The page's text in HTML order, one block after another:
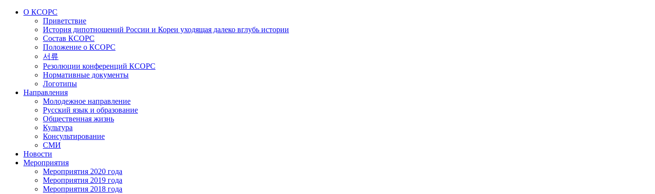
О КСОРС
Приветствие
История дипотношений России и Кореи уходящая далеко вглубь истории
Состав КСОРС
Положение о КСОРС
서류
Резолюции конференций КСОРС
Нормативные документы
Логотипы
Направления
Молодежное направление
Русский язык и образование
Общественная жизнь
Культура
Консультирование
СМИ
Новости
Мероприятия
Мероприятия 2020 года
Мероприятия 2019 года
Мероприятия 2018 годa